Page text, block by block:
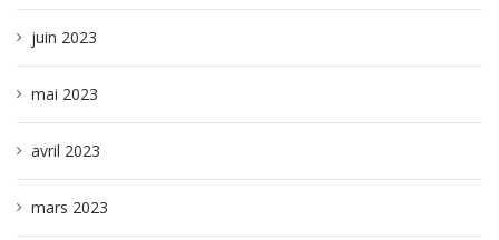
juin 2023
mai 2023
avril 2023
mars 2023